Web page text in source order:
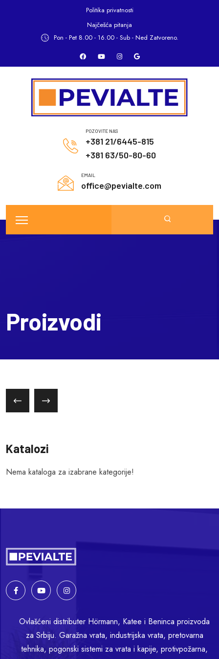
Politika privatnosti
Najčešća pitanja
Pon - Pet 8.00 - 16.00 - Sub - Ned Zatvoreno.
POZOVITE NAS
+381 21/6445-815
+381 63/50-80-60
EMAIL
office@pevialte.com
Proizvodi
Katalozi
Nema kataloga za izabrane kategorije!
Ovlašćeni distributer Hörmann, Katee i Beninca proizvoda
za Srbiju. Garažna vrata, industrijska vrata, pretovarna
tehnika, pogonski sistemi za vrata i kapije, protivpožarna,